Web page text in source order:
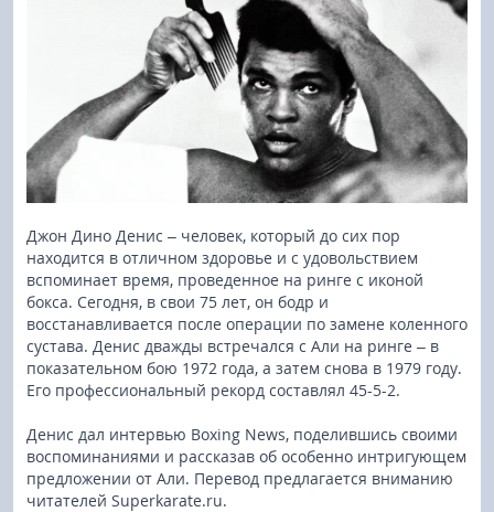
Джон Дино Денис – человек, который до сих пор
находится в отличном здоровье и с удовольствием
вспоминает время, проведенное на ринге с иконой
бокса. Сегодня, в свои 75 лет, он бодр и
восстанавливается после операции по замене коленного
сустава. Денис дважды встречался с Али на ринге – в
показательном бою 1972 года, а затем снова в 1979 году.
Его профессиональный рекорд составлял 45-5-2.
Денис дал интервью Boxing News, поделившись своими
воспоминаниями и рассказав об особенно интригующем
предложении от Али. Перевод предлагается вниманию
читателей Superkarate.ru.